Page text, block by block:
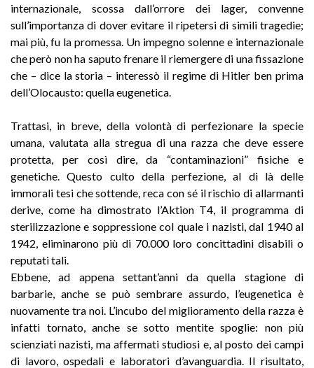
internazionale, scossa dall’orrore dei lager, convenne
sull’importanza di dover evitare il ripetersi di simili tragedie;
mai più, fu la promessa. Un impegno solenne e internazionale
che però non ha saputo frenare il riemergere di una fissazione
che – dice la storia – interessò il regime di Hitler ben prima
dell’Olocausto: quella eugenetica.
Trattasi, in breve, della volontà di perfezionare la specie
umana, valutata alla stregua di una razza che deve essere
protetta, per così dire, da “contaminazioni” fisiche e
genetiche. Questo culto della perfezione, al di là delle
immorali tesi che sottende, reca con sé il rischio di allarmanti
derive, come ha dimostrato l’Aktion T4, il programma di
sterilizzazione e soppressione col quale i nazisti, dal 1940 al
1942, eliminarono più di 70.000 loro concittadini disabili o
reputati tali.
Ebbene, ad appena settant’anni da quella stagione di
barbarie, anche se può sembrare assurdo, l’eugenetica è
nuovamente tra noi. L’incubo del miglioramento della razza è
infatti tornato, anche se sotto mentite spoglie: non più
scienziati nazisti, ma affermati studiosi e, al posto dei campi
di lavoro, ospedali e laboratori d’avanguardia. Il risultato,